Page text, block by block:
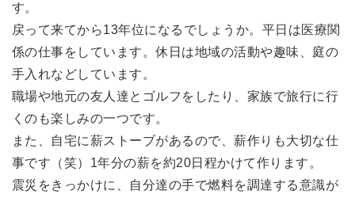
す。
戻って来てから13年位になるでしょうか。平日は医療関
係の仕事をしています。休日は地域の活動や趣味、庭の
手入れなどしています。
職場や地元の友人達とゴルフをしたり、家族で旅行に行
くのも楽しみの一つです。
また、自宅に薪ストーブがあるので、薪作りも大切な仕
事です（笑）1年分の薪を約20日程かけて作ります。
震災をきっかけに、自分達の手で燃料を調達する意識が